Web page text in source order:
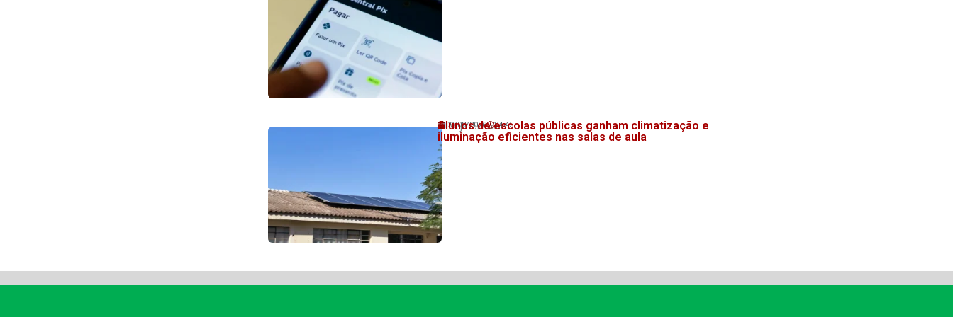
Veja também!
09/08/2026 04:45
Alunos de escolas públicas ganham climatização e
iluminação eficientes nas salas de aula